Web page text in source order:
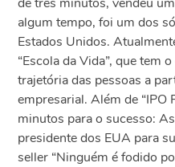
algum tempo, foi um dos
Estados Unidos.
“Escola da Vida”, que tem
trajetória das pessoas a
empresarial. Além de “IPO
minutos para o sucesso:
presidente dos EUA para
seller “Ninguém é fodido